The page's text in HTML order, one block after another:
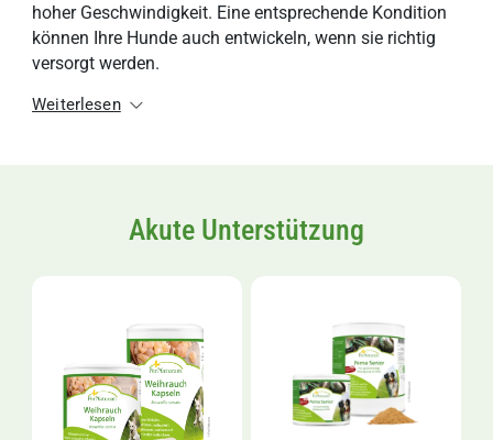
hoher Geschwindigkeit. Eine entsprechende Kondition
können Ihre Hunde auch entwickeln, wenn sie richtig
versorgt werden.
Weiterlesen
Akute Unterstützung